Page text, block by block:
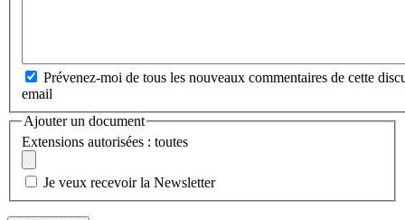
Prévenez-moi de tous les nouveaux commentaires de cette
email
Ajouter un document
Extensions autorisées : toutes
Je veux recevoir la Newsletter